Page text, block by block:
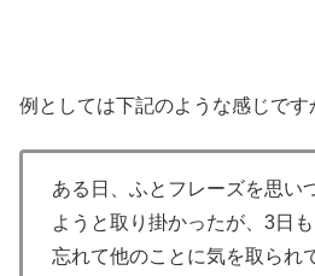
例としては下記のような感じです
ある日、ふとフレーズを思い
ようと取り掛かったが、3日
忘れて他のことに気を取られ